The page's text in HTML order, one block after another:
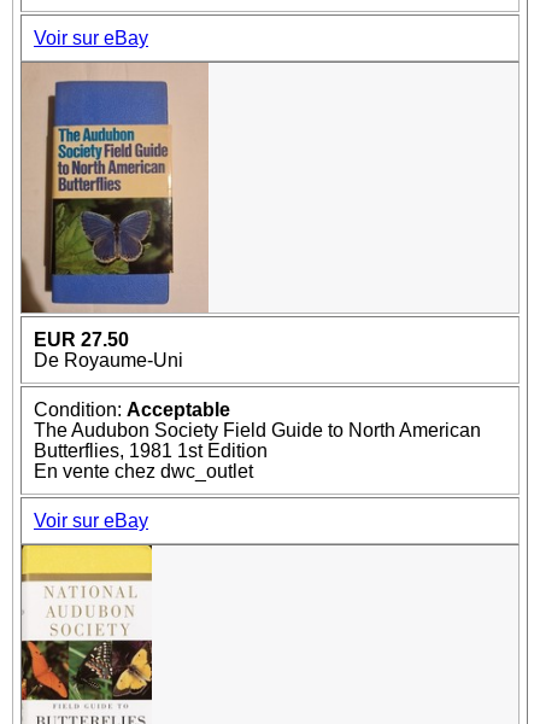
Voir sur eBay
EUR 27.50
De Royaume-Uni
Condition: Acceptable
The Audubon Society Field Guide to North American
Butterflies, 1981 1st Edition
En vente chez dwc_outlet
Voir sur eBay